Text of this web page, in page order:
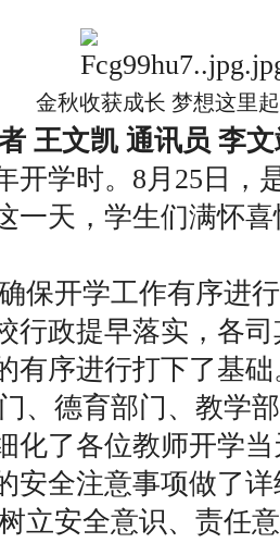
金秋收获成长 梦想这里
王文凯 通讯员 李
开学时。8月25日，
一天，学生们满怀
保开学工作有序进
行政提早落实，各
有序进行打下了基础
、德育部门、教学
化了各位教师开学
安全注意事项做了
立安全意识、责任